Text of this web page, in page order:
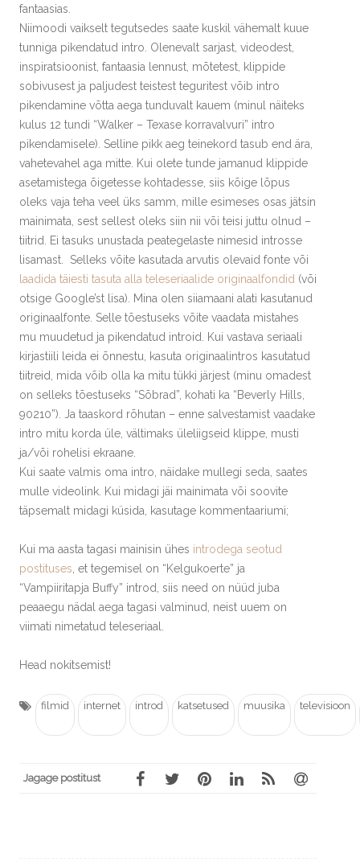
fantaasias.
Niimoodi vaikselt tegutsedes saate kuskil vähemalt kuue
tunniga pikendatud intro. Olenevalt sarjast, videodest,
inspiratsioonist, fantaasia lennust, mõtetest, klippide
sobivusest ja paljudest teistest teguritest võib intro
pikendamine võtta aega tunduvalt kauem (minul näiteks
kulus 12 tundi “Walker – Texase korravalvuri” intro
pikendamisele). Selline pikk aeg teinekord tasub end ära,
vahetevahel aga mitte. Kui olete tunde jamanud klippide
asetamistega õigetesse kohtadesse, siis kõige lõpus
oleks vaja teha veel üks samm, mille esimeses osas jätsin
mainimata, sest sellest oleks siin nii või teisi juttu olnud –
tiitrid. Ei tasuks unustada peategelaste nimesid introsse
lisamast. Selleks võite kasutada arvutis olevaid fonte või
laadida täiesti tasuta alla teleseriaalide originaalfondid (või
otsige Google’st lisa). Mina olen siiamaani alati kasutanud
originaalfonte. Selle tõestuseks võite vaadata mistahes
mu muudetud ja pikendatud introid. Kui vastava seriaali
kirjastiili leida ei õnnestu, kasuta originaalintros kasutatud
tiitreid, mida võib olla ka mitu tükki järjest (minu omadest
on selleks tõestuseks “Sõbrad”, kohati ka “Beverly Hills,
90210”). Ja taaskord rõhutan – enne salvestamist vaadake
intro mitu korda üle, vältimaks üleliigseid klippe, musti
ja/või rohelisi ekraane.
Kui saate valmis oma intro, näidake mullegi seda, saates
mulle videolink. Kui midagi jäi mainimata või soovite
täpsemalt midagi küsida, kasutage kommentaariumi;
Kui ma aasta tagasi mainisin ühes introdega seotud
postituses , et tegemisel on “Kelgukoerte” ja
“Vampiiritapja Buffy” introd, siis need on nüüd juba
peaaegu nädal aega tagasi valminud, neist uuem on
viimati nimetatud teleseriaal.
Head nokitsemist!
filmid internet introd katsetused muusika televisioon
Jagage postitust